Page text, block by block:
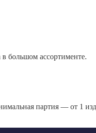
в большом ассортименте.
партия — от 1